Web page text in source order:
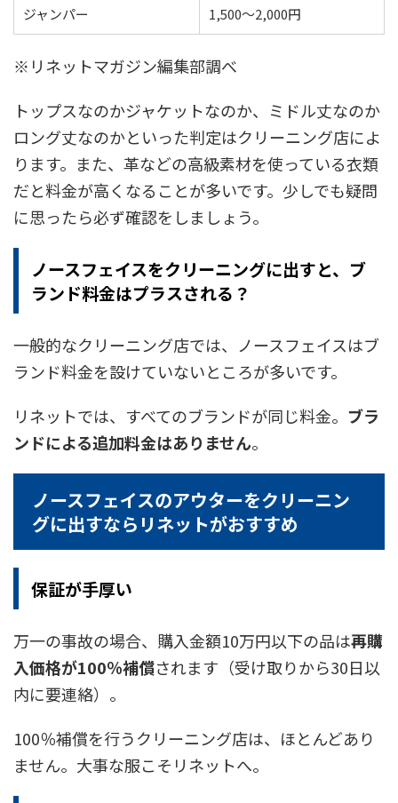
ジャンパー 1,500〜2,000円
※リネットマガジン編集部調べ
トップスなのかジャケットなのか、ミドル丈なのか
ロング丈なのかといった判定はクリーニング店によ
ります。また、革などの高級素材を使っている衣類
だと料金が高くなることが多いです。少しでも疑問
に思ったら必ず確認をしましょう。
ノースフェイスをクリーニングに出すと、ブ
ランド料金はプラスされる？
一般的なクリーニング店では、ノースフェイスはブ
ランド料金を設けていないところが多いです。
リネットでは、すべてのブランドが同じ料金。 ブラ
ンドによる追加料金はありません。
ノースフェイスのアウターをクリーニン
グに出すならリネットがおすすめ
保証が手厚い
万一の事故の場合、購入金額10万円以下の品は再購
入価格が100％補償されます（受け取りから30日以
内に要連絡）。
100％補償を行うクリーニング店は、ほとんどあり
ません。大事な服こそリネットへ。